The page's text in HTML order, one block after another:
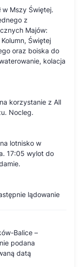
w Mszy Świętej.
z
Majów:
Świętej
oraz boiska do
kolacja
korzystanie z All
Nocleg.
lotnisko w
17:05 wylot do
lądowanie
Balice –
podana
datą